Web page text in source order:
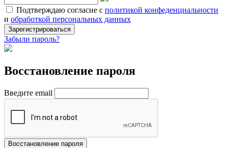
Подтверждаю согласие с политикой конфеденциальности
и обработкой персональных данных
Зарегистрироваться
Забыли пароль?
Восстановление пароля
Введите email
Восстановление пароля